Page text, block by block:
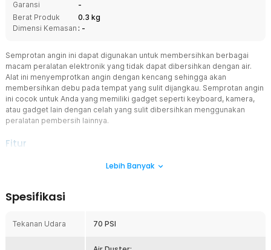
Garansi
-
Berat Produk
0.3 kg
Dimensi Kemasan : -
Semprotan angin ini dapat digunakan untuk membersihkan berbagai
macam peralatan elektronik yang tidak dapat dibersihkan dengan air.
Alat ini menyemprotkan angin dengan kencang sehingga akan
membersihkan debu pada tempat yang sulit dijangkau. Semprotan angin
ini cocok untuk Anda yang memiliki gadget seperti keyboard, kamera,
atau gadget lain dengan celah yang sulit dibersihkan menggunakan
peralatan pembersih lainnya.
Fitur
mengeluarkan debu dan kotoran yang terselip. Anda pun dapat
Ideal Membersihkan Barang Elektronik
Lebih Banyak
Spesifikasi
Tekanan Udara 70 PSI